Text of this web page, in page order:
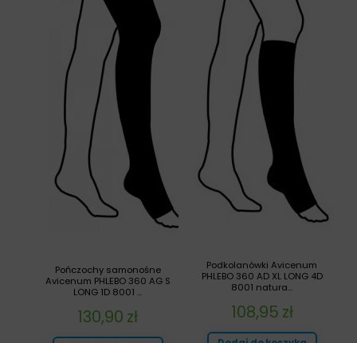
Podkolanówki Avicenum
PHLEBO 360 AD XL LONG 4D
8001 natura...
108,95 zł
Pończochy samonośne
Avicenum PHLEBO 360 AG S
LONG 1D 8001 ...
130,90 zł